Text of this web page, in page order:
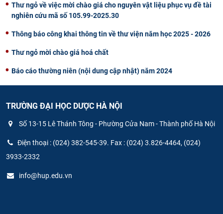
Thư ngỏ về việc mời chào giá cho nguyên vật liệu phục vụ đề tài
nghiên cứu mã số 105.99-2025.30
Thông báo công khai thông tin về thư viện năm học 2025 - 2026
Thư ngỏ mời chào giá hoá chất
Báo cáo thường niên (nội dung cập nhật) năm 2024
TRƯỜNG ĐẠI HỌC DƯỢC HÀ NỘI
Số 13-15 Lê Thánh Tông - Phường Cửa Nam - Thành phố Hà Nội
Điện thoại : (024) 382-545-39. Fax : (024) 3.826-4464, (024)
3933-2332
info@hup.edu.vn